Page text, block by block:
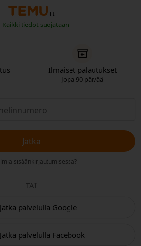
FI
Kaikki tiedot suojataan
Ilmaiset palautukset
Jopa 90 päivää
Jatka
sisäänkirjautumisessa?
TAI
Jatka palvelulla Google
Jatka palvelulla Facebook